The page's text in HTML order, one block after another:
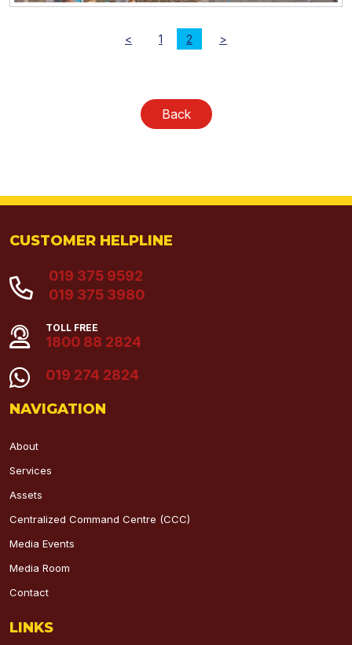
< 1 2 >
Back
CUSTOMER HELPLINE
019 375 9592
019 375 3980
TOLL FREE
1800 88 2824
019 274 2824
NAVIGATION
About
Services
Assets
Centralized Command Centre (CCC)
Media Events
Media Room
Contact
LINKS